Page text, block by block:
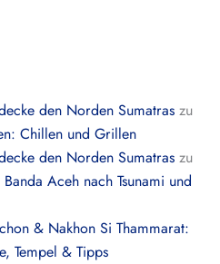
den Norden Sumatras zu
Chillen und Grillen
den Norden Sumatras zu
Aceh nach Tsunami und
& Nakhon Si Thammarat:
Tempel & Tipps